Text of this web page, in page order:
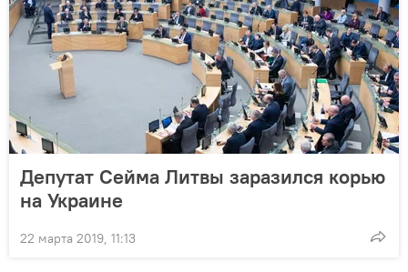
Депутат Сейма Литвы заразился корью
на Украине
22 марта 2019, 11:13